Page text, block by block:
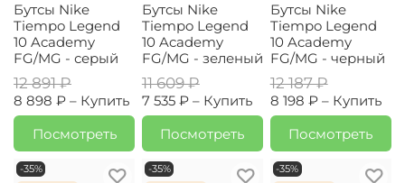
Бутсы Nike
Tiempo Legend
10 Academy
FG/MG - серый
12 891 ₽
8 898 ₽ – Купить
Посмотреть
Бутсы Nike
Tiempo Legend
10 Academy
FG/MG - зеленый
11 609 ₽
7 535 ₽ – Купить
Посмотреть
Бутсы Nike
Tiempo Legend
10 Academy
FG/MG - черный
12 187 ₽
8 198 ₽ – Купить
Посмотреть
-35%
-35%
-35%